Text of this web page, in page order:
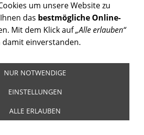
um unsere Website zu
das bestmögliche Online-
Mit dem Klick auf„Alle erlauben“
damit einverstanden.
NUR NOTWENDIGE
EINSTELLUNGEN
ALLE ERLAUBEN